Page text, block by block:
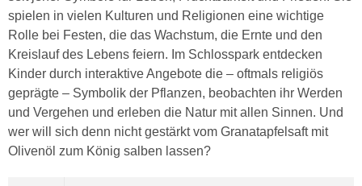
spielen in vielen Kulturen und Religionen eine wichtige
Rolle bei Festen, die das Wachstum, die Ernte und den
Kreislauf des Lebens feiern. Im Schlosspark entdecken
Kinder durch interaktive Angebote die – oftmals religiös
geprägte – Symbolik der Pflanzen, beobachten ihr Werden
und Vergehen und erleben die Natur mit allen Sinnen. Und
wer will sich denn nicht gestärkt vom Granatapfelsaft mit
Olivenöl zum König salben lassen?